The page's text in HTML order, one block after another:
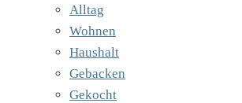
Alltag
Wohnen
Haushalt
Gebacken
Gekocht